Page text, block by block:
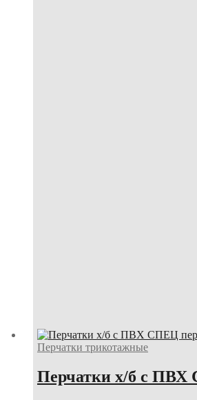
Перчатки трикотажные
Перчатки х/б с ПВХ